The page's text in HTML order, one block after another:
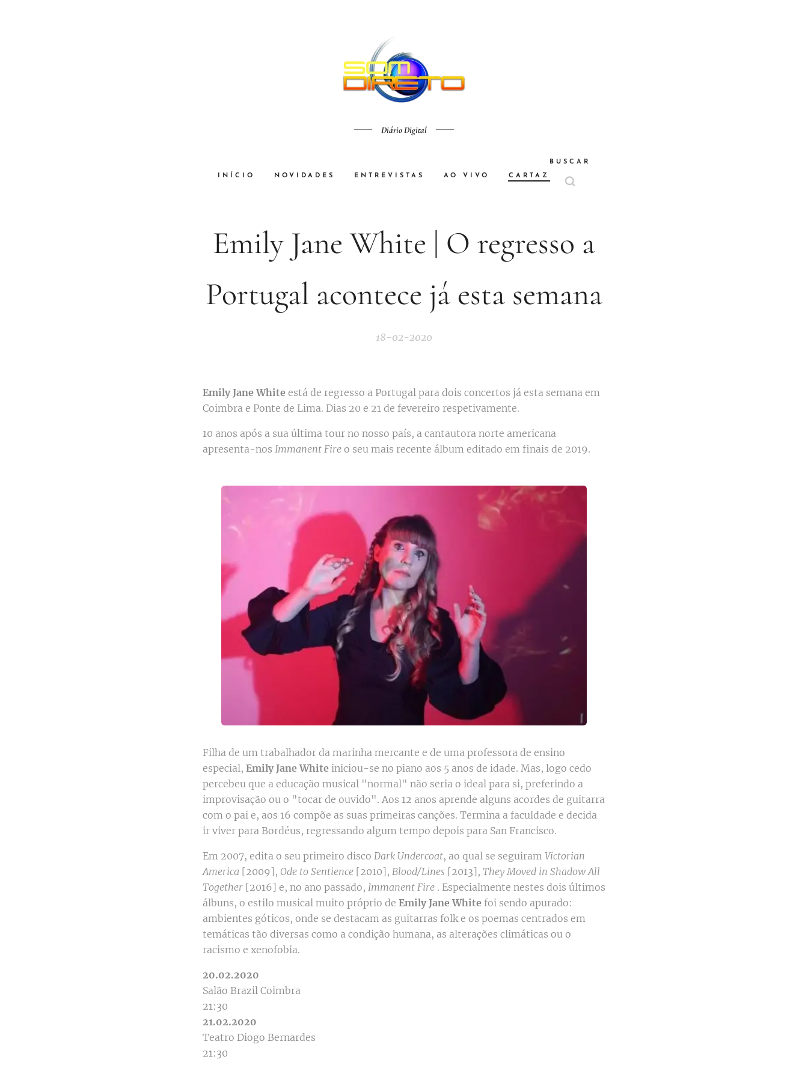
Diário Digital
INÍCIO NOVIDADES ENTREVISTAS AO VIVO CARTAZ
BUSCAR
Emily Jane White | O regresso a
Portugal acontece já esta semana
18-02-2020
Emily Jane White está de regresso a Portugal para dois concertos já esta semana em
Coimbra e Ponte de Lima. Dias 20 e 21 de fevereiro respetivamente.
10 anos após a sua última tour no nosso país, a cantautora norte americana
apresenta-nos Immanent Fire o seu mais recente álbum editado em finais de 2019.
Filha de um trabalhador da marinha mercante e de uma professora de ensino
especial, Emily Jane White iniciou-se no piano aos 5 anos de idade. Mas, logo cedo
percebeu que a educação musical "normal" não seria o ideal para si, preferindo a
improvisação ou o "tocar de ouvido". Aos 12 anos aprende alguns acordes de guitarra
com o pai e, aos 16 compõe as suas primeiras canções. Termina a faculdade e decida
ir viver para Bordéus, regressando algum tempo depois para San Francisco.
Em 2007, edita o seu primeiro disco Dark Undercoat, ao qual se seguiram Victorian
America [2009], Ode to Sentience [2010], Blood/Lines [2013], They Moved in Shadow All
Together [2016] e, no ano passado, Immanent Fire . Especialmente nestes dois últimos
álbuns, o estilo musical muito próprio de Emily Jane White foi sendo apurado:
ambientes góticos, onde se destacam as guitarras folk e os poemas centrados em
temáticas tão diversas como a condição humana, as alterações climáticas ou o
racismo e xenofobia.
20.02.2020
Salão Brazil Coimbra
21:30
21.02.2020
Teatro Diogo Bernardes
21:30